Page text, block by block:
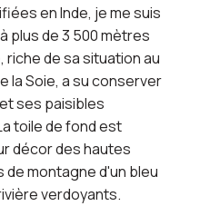
enInde, je me suis
plus de 3 500 mètres
de sa situation au
la Soie, a su conserver
ses paisibles
toile de fond est
décor des hautes
de montagne d'un bleu
verdoyants.